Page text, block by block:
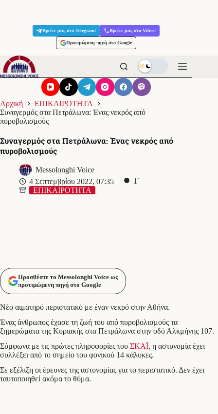
Βρείτε μας στο Telegram! Βρείτε μας στο Viber!
Προτιμώμενη πηγή στο Google
Αρχική
ΕΠΙΚΑΙΡΟΤΗΤΑ
Συναγερμός στα Πετράλωνα: Ένας νεκρός από
πυροβολισμούς
Συναγερμός στα Πετράλωνα: Ένας νεκρός από
πυροβολισμούς
Messolonghi Voice
4 Σεπτεμβρίου 2022, 07:35
1′
ΕΠΙΚΑΙΡΟΤΗΤΑ
Προσθέστε το Messolonghi Voice ως
προτιμώμενη πηγή στο Google
Νέο αιματηρό περιστατικό με έναν νεκρό στην Αθήνα.
Ένας άνθρωπος έχασε τη ζωή του από πυροβολισμούς τα
ξημερώματα της Κυριακής στα Πετράλωνα στην οδό Αλκμήνης 107.
Σύμφωνα με τις πρώτες πληροφορίες του ΣΚΑΪ, η αστυνομία έχει
συλλέξει από το σημείο του φονικού 14 κάλυκες.
Σε εξέλιξη οι έρευνες της αστυνομίας για το περιστατικό. Δεν έχει
ταυτοποιηθεί ακόμα το θύμα.